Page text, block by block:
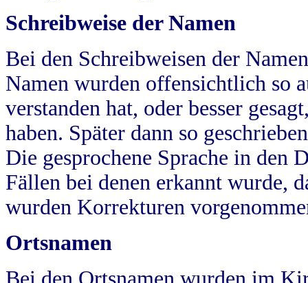
Schreibweise der Namen
Bei den Schreibweisen der
Namen wurden offensichtlich so
verstanden hat, oder besser
haben. Später dann so
Die gesprochene Sprache in
Fällen bei denen erkannt wurde,
wurden Korrekturen
Ortsnamen